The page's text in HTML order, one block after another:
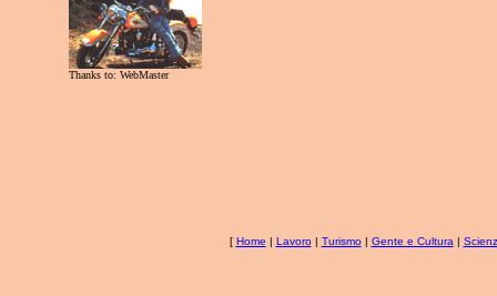
Thanks to: WebMaster
[ Home | Lavoro| Turismo| Gente e Cultura |